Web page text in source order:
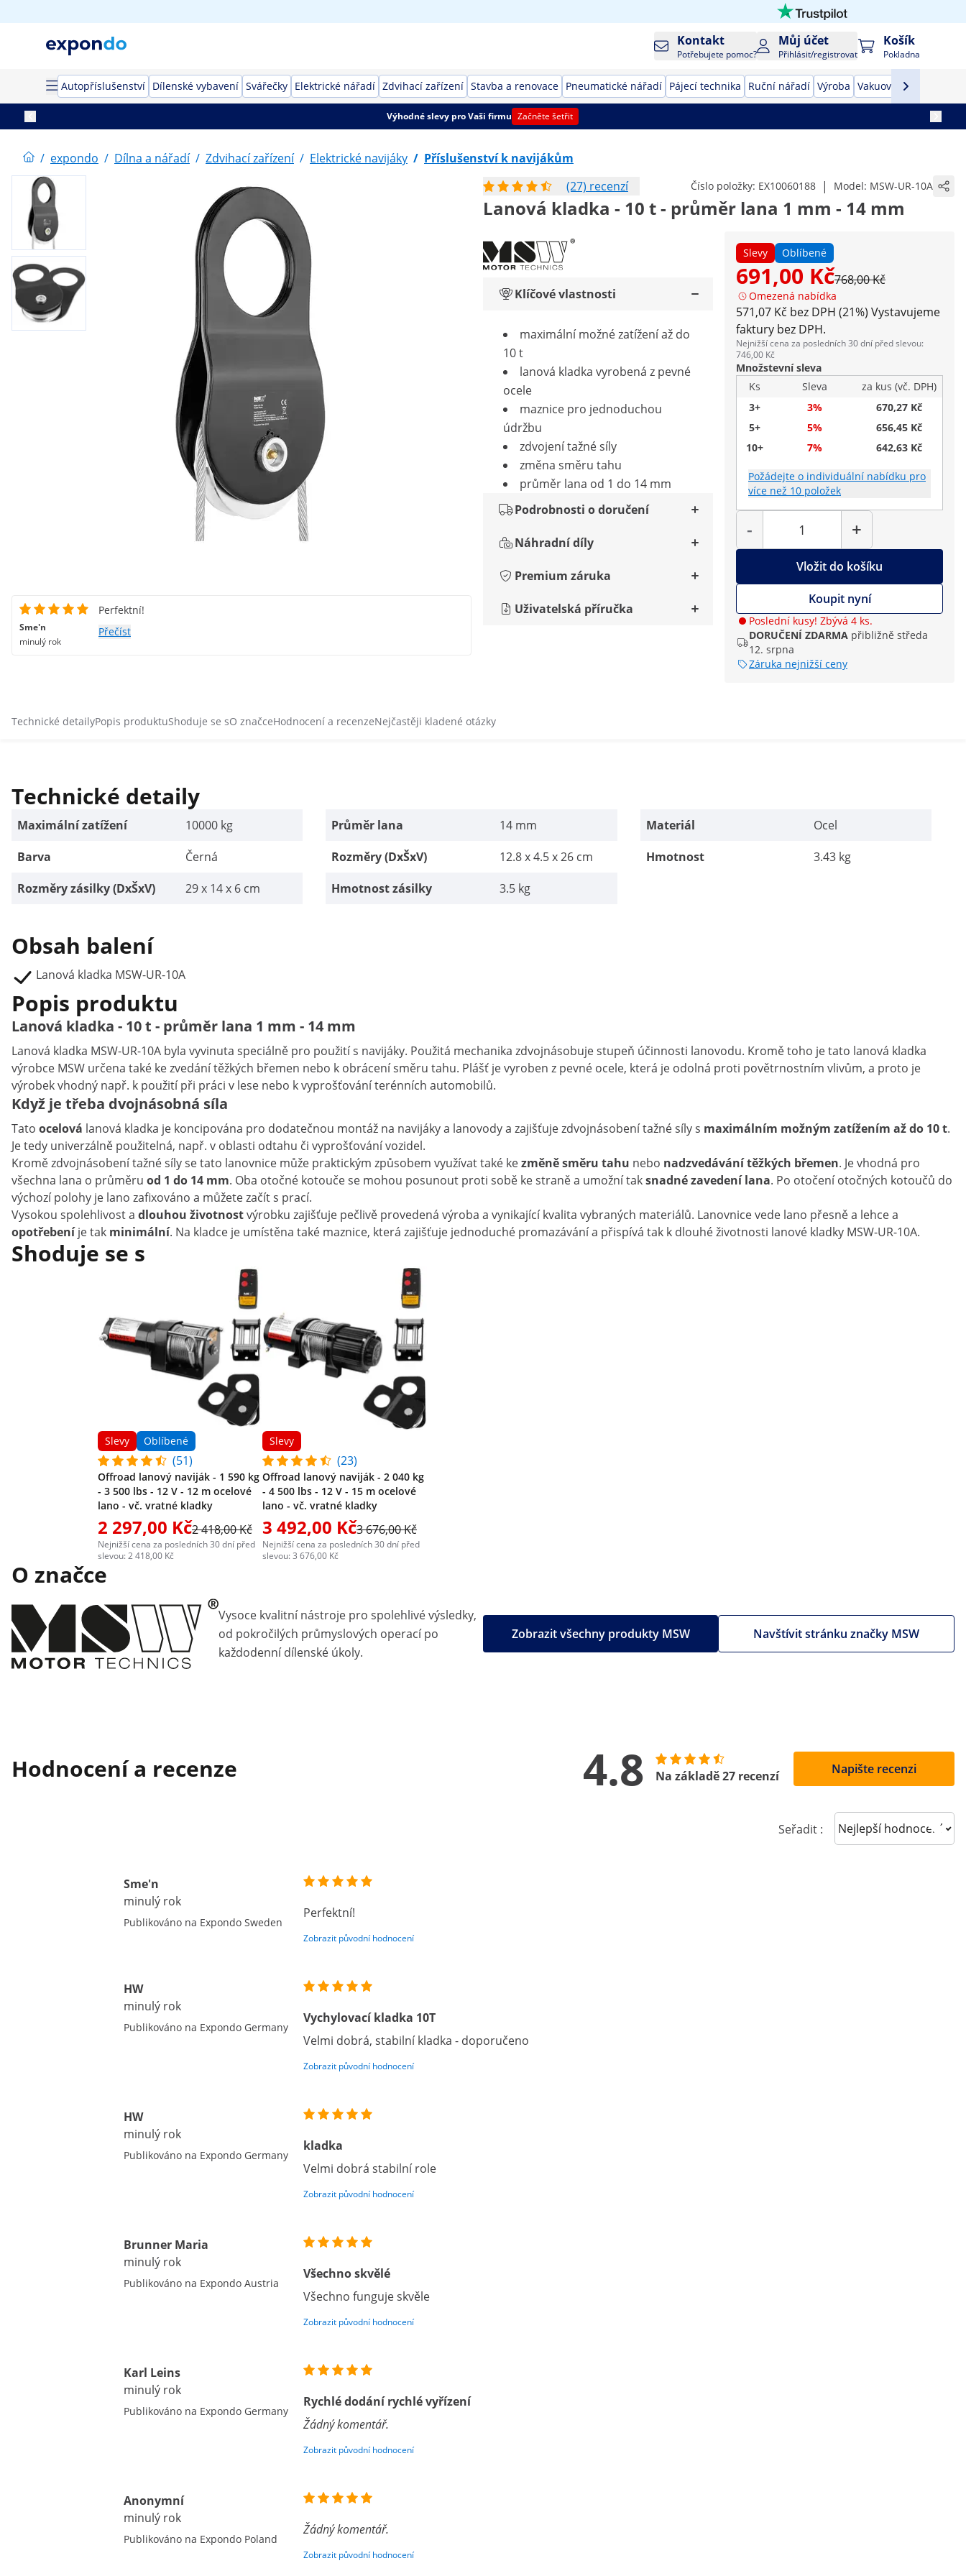
Kontakt
Potřebujete pomoc?
Můj účet
Přihlásit/registrovat
Košík
Pokladna
Autopříslušenství Dílenské vybavení Svářečky Elektrické nářadí Zdvihací zařízení Stavba a renovace Pneumatické nářadí Pájecí technika Ruční nářadí Výroba Vakuovačky
Výhodné slevy pro Vaši firmu Začněte šetřit
/ expondo / Dílna a nářadí / Zdvihací zařízení / Elektrické navijáky / Příslušenství k navijákům
(27) recenzí
Číslo položky: EX10060188 | Model: MSW-UR-10A
Lanová kladka - 10 t - průměr lana 1 mm - 14 mm
Slevy Oblíbené
691,00 Kč768,00 Kč
Omezená nabídka
571,07 Kč bez DPH (21%) Vystavujeme
faktury bez DPH.
Nejnižší cena za posledních 30 dní před slevou:
746,00 Kč
Množstevní sleva
Ks
Sleva
za kus (vč. DPH)
3+
3%
670,27 Kč
5+
5%
656,45 Kč
10+
7% 642,63 Kč
Požádejte o individuální nabídku pro
více než 10 položek
-
Počet
+
Vložit do košíku
Koupit nyní
Poslední kusy! Zbývá 4 ks.
DORUČENÍ ZDARMA přibližně středa
12. srpna
Záruka nejnižší ceny
Klíčové vlastnosti
maximální možné zatížení až do
10 t
lanová kladka vyrobená z pevné
ocele
maznice pro jednoduchou
údržbu
zdvojení tažné síly
změna směru tahu
průměr lana od 1 do 14 mm
Podrobnosti o doručení
Náhradní díly
Premium záruka
Uživatelská příručka
Sme'n
minulý rok
Perfektní!
Přečíst
Technické detailyPopis produktuShoduje se sO značceHodnocení a recenzeNejčastěji kladené otázky
Technické detaily
Maximální zatížení 10000 kg Průměr lana 14 mm Materiál
Ocel
Barva
Černá Rozměry (DxŠxV) 12.8 x 4.5 x 26 cm Hmotnost
3.43 kg
Rozměry zásilky (DxŠxV)
29 x 14 x 6 cm Hmotnost zásilky 3.5 kg
Obsah balení
Lanová kladka MSW-UR-10A
Popis produktu
Lanová kladka - 10 t - průměr lana 1 mm - 14 mm
Lanová kladka MSW-UR-10A byla vyvinuta speciálně pro použití s navijáky. Použitá mechanika zdvojnásobuje stupeň účinnosti lanovodu. Kromě toho je tato lanová kladka
výrobce MSW určena také ke zvedání těžkých břemen nebo k obrácení směru tahu. Plášť je vyroben z pevné ocele, která je odolná proti povětrnostním vlivům, a proto je
výrobek vhodný např. k použití při práci v lese nebo k vyprošťování terénních automobilů.
Když je třeba dvojnásobná síla
Tato ocelová lanová kladka je koncipována pro dodatečnou montáž na navijáky a lanovody a zajišťuje zdvojnásobení tažné síly s maximálním možným zatížením až do 10 t.
Je tedy univerzálně použitelná, např. v oblasti odtahu či vyprošťování vozidel.
Kromě zdvojnásobení tažné síly se tato lanovnice může praktickým způsobem využívat také kezměně směru tahu nebo nadzvedávánítěžkých břemen. Je vhodná pro
všechna lana o průměru od 1 do 14 mm. Oba otočné kotouče se mohou posunout proti sobě ke straně a umožní taksnadné zavedení lana. Po otočení otočných kotoučů do
výchozí polohy je lano zafixováno a můžete začít s prací.
Vysokou spolehlivost a dlouhou životnostvýrobku zajišťuje pečlivě provedená výroba a vynikající kvalita vybraných materiálů. Lanovnice vede lano přesně a lehce a
opotřebeníje tak minimální. Na kladce je umístěna také maznice, která zajišťuje jednoduché promazávání a přispívá tak k dlouhé životnosti lanové kladky MSW-UR-10A.
Shoduje se s
Slevy Oblíbené
(51)
Offroad lanový naviják - 1 590 kg
- 3 500 lbs - 12 V - 12 m ocelové
lano - vč. vratné kladky
2 297,00 Kč2 418,00 Kč
Nejnižší cena za posledních 30 dní před
slevou: 2 418,00 Kč
Slevy
(23)
Offroad lanový naviják - 2 040 kg
- 4 500 lbs - 12 V - 15 m ocelové
lano - vč. vratné kladky
3 492,00 Kč3 676,00 Kč
Nejnižší cena za posledních 30 dní před
slevou: 3 676,00 Kč
O značce
Vysoce kvalitní nástroje pro spolehlivé výsledky,
od pokročilých průmyslových operací po
každodenní dílenské úkoly.
Navštívit stránku značky MSW
Zobrazit všechny produkty MSW
Hodnocení a recenze 4.8 Na základě 27 recenzí Napište recenzi
Seřadit : Sort reviews
Sme'n
minulý rok
Publikováno na Expondo Sweden
Perfektní!
Zobrazit původní hodnocení
HW
minulý rok
Publikováno na Expondo Germany
Vychylovací kladka 10T
Velmi dobrá, stabilní kladka - doporučeno
Zobrazit původní hodnocení
HW
minulý rok
Publikováno na Expondo Germany
kladka
Velmi dobrá stabilní role
Zobrazit původní hodnocení
Brunner Maria
minulý rok
Publikováno na Expondo Austria
Všechno skvělé
Všechno funguje skvěle
Zobrazit původní hodnocení
Karl Leins
minulý rok
Publikováno na Expondo Germany
Rychlé dodání rychlé vyřízení
Žádný komentář.
Zobrazit původní hodnocení
Anonymní
minulý rok
Publikováno na Expondo Poland
Žádný komentář.
Zobrazit původní hodnocení